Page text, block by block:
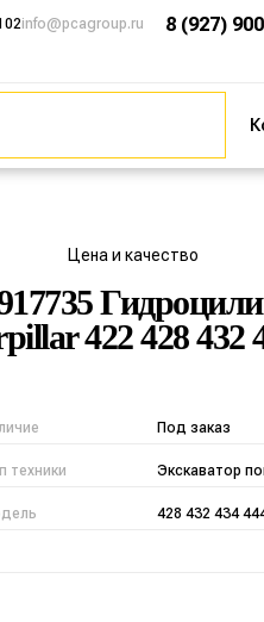
info@pcagroup.ru
8 (927)
Цена и качество
422 428 432
Под заказ
техники Экскаватор
428 432 434